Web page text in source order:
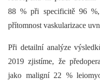
88 % při specificitě 96
přítomnost vaskularizace
Při detailní analýze
2019 zjistíme, že
jako maligní 22 %